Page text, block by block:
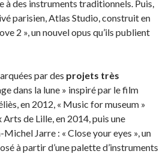
à des instruments traditionnels. Puis,
parisien, Atlas Studio, construit en
2 », un nouvel opus qu’ils publient
par des projets très
dans la lune » inspiré par le film
en 2012, « Music for museum »
de Lille, en 2014, puis une
Jarre : « Close your eyes », un
à partir d’une palette d’instruments